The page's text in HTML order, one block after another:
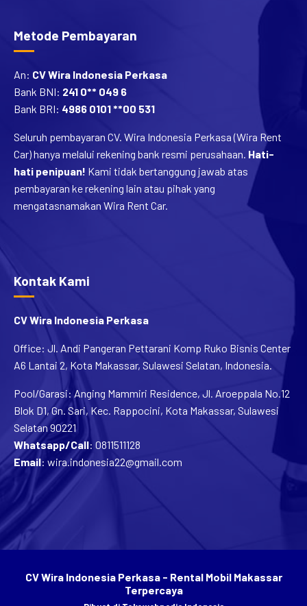
Metode Pembayaran
An: CV Wira Indonesia Perkasa
Bank BNI: 241 0** 049 6
Bank BRI:
4986 0101 **00 531
Seluruh pembayaran CV. Wira Indonesia Perkasa (Wira Rent
Car) hanya melalui rekening bank resmi perusahaan. Hati-
hati penipuan! Kami tidak bertanggung jawab atas
pembayaran ke rekening lain atau pihak yang
mengatasnamakan Wira Rent Car.
Kontak Kami
CV Wira Indonesia Perkasa
Office: Jl. Andi Pangeran Pettarani Komp Ruko Bisnis Center
A6 Lantai 2, Kota Makassar, Sulawesi Selatan, Indonesia.
Pool/Garasi: Anging Mammiri Residence, Jl. Aroeppala No.12
Blok D1, Gn. Sari, Kec. Rappocini, Kota Makassar, Sulawesi
Selatan 90221
Whatsapp/Call 0811511128
Email wira.indonesia22@gmail.com
CV Wira Indonesia Perkasa - Rental Mobil Makassar
Terpercaya
Dibuat di Tokowebpedia Indonesia